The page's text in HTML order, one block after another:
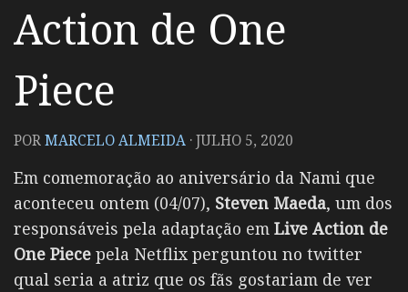
Action de One
Piece
PORMARCELO ALMEIDA ·JULHO 5, 2020
Em comemoração ao aniversário da Nami que
aconteceu ontem (04/07), Steven Maeda, um dos
responsáveis pela adaptação em Live Action de
One Piece pela Netflix perguntou no twitter
qual seria a atriz que os fãs gostariam de ver